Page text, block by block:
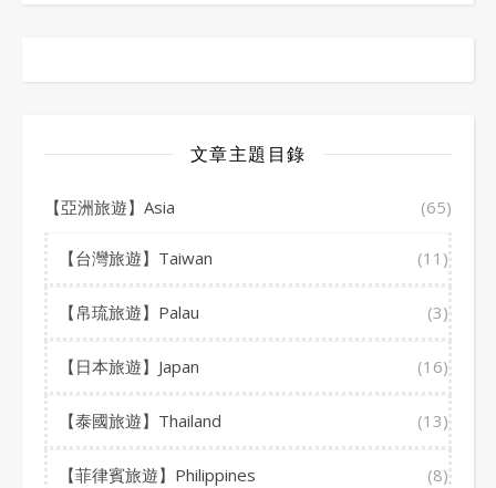
文章主題目錄
【亞洲旅遊】Asia (65)
【台灣旅遊】Taiwan (11)
【帛琉旅遊】Palau (3)
【日本旅遊】Japan (16)
【泰國旅遊】Thailand (13)
【菲律賓旅遊】Philippines (8)